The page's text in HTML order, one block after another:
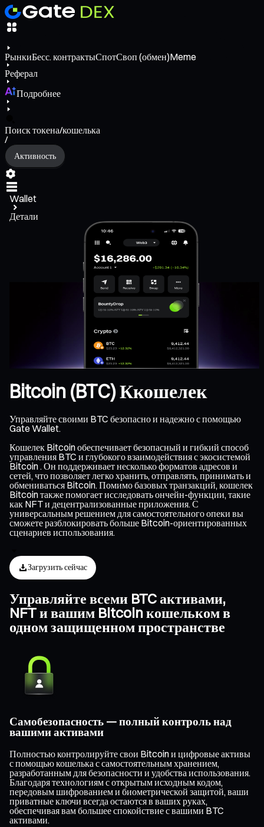
РынкиБесс. контрактыСпотСвоп (обмен)Meme
Реферал
Подробнее
Поиск токена/кошелька
/
Активность
Wallet
Детали
Bitcoin (BTC) Ккошелек
Управляйте своими BTC безопасно и надежно с помощью
Gate Wallet.
Кошелек Bitcoin обеспечивает безопасный и гибкий способ
управления BTC и глубокого взаимодействия с экосистемой
Bitcoin . Он поддерживает несколько форматов адресов и
сетей, что позволяет легко хранить, отправлять, принимать и
обмениваться Bitcoin. Помимо базовых транзакций, кошелек
Bitcoin также помогает исследовать ончейн-функции, такие
как NFT и децентрализованные приложения. С
универсальным решением для самостоятельного опеки вы
сможете разблокировать больше Bitcoin-ориентированных
сценариев использования.
Загрузить сейчас
Управляйте всеми BTC активами,
NFT и вашим Bitcoin кошельком в
одном защищенном пространстве
Самобезопасность — полный контроль над
вашими активами
Полностью контролируйте свои Bitcoin и цифровые активы
с помощью кошелька с самостоятельным хранением,
разработанным для безопасности и удобства использования.
Благодаря технологиям с открытым исходным кодом,
передовым шифрованием и биометрической защитой, ваши
приватные ключи всегда остаются в ваших руках,
обеспечивая вам большее спокойствие с вашими BTC
активами.